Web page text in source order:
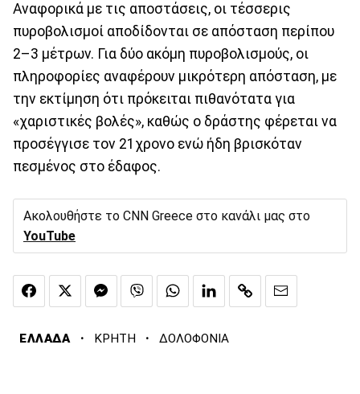
Αναφορικά με τις αποστάσεις, οι τέσσερις
πυροβολισμοί αποδίδονται σε απόσταση περίπου
2–3 μέτρων. Για δύο ακόμη πυροβολισμούς, οι
πληροφορίες αναφέρουν μικρότερη απόσταση, με
την εκτίμηση ότι πρόκειται πιθανότατα για
«χαριστικές βολές», καθώς ο δράστης φέρεται να
προσέγγισε τον 21χρονο ενώ ήδη βρισκόταν
πεσμένος στο έδαφος.
Ακολουθήστε το CNN Greece στο κανάλι μας στο
YouTube
ΕΛΛΑΔΑ · ΚΡΗΤΗ · ΔΟΛΟΦΟΝΙΑ